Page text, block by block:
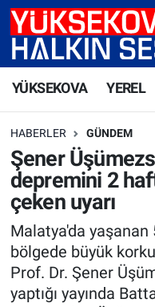
YÜKSEKOVA YEREL
HABERLER GÜNDEM
Şener
depremini 2
çeken uyarı
Malatya'da
bölgede büyük
Prof. Dr. Şener
yaptığı yayında
Yüksekova
Yüksekova Trafik
Süper Lig Puan
Tüm Manşetler
Son Dakika